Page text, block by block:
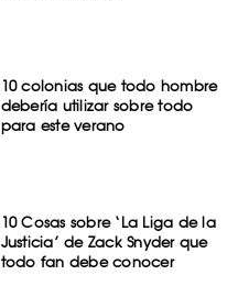
10 colonias que todo hombre
debería utilizar sobre todo
para este verano
10 Cosas sobre ‘La Liga de la
Justicia’ de Zack Snyder que
todo fan debe conocer